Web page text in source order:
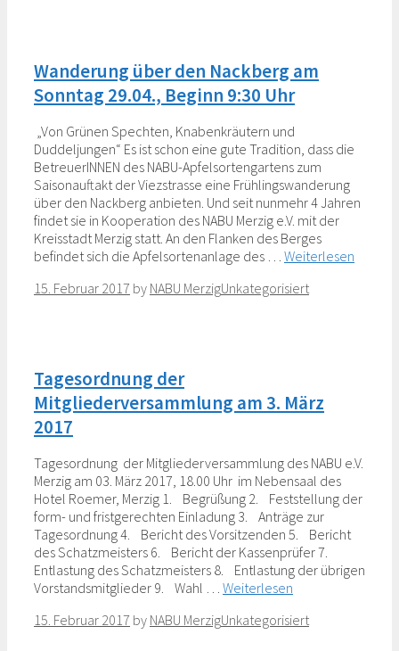
Wanderung über den Nackberg am
Sonntag 29.04., Beginn 9:30 Uhr
„Von Grünen Spechten, Knabenkräutern und
Duddeljungen“ Es ist schon eine gute Tradition, dass die
BetreuerINNEN des NABU-Apfelsortengartens zum
Saisonauftakt der Viezstrasse eine Frühlingswanderung
über den Nackberg anbieten. Und seit nunmehr 4 Jahren
findet sie in Kooperation des NABU Merzig e.V. mit der
Kreisstadt Merzig statt. An den Flanken des Berges
befindet sich die Apfelsortenanlage des … Weiterlesen
15. Februar 2017 by NABU MerzigCategories
Unkategorisiert
Tagesordnung der
Mitgliederversammlung am 3. März
2017
Tagesordnung der Mitgliederversammlung des NABU e.V.
Merzig am 03. März 2017, 18.00 Uhr im Nebensaal des
Hotel Roemer, Merzig 1. Begrüßung 2. Feststellung der
form- und fristgerechten Einladung 3. Anträge zur
Tagesordnung 4. Bericht des Vorsitzenden 5. Bericht
des Schatzmeisters 6. Bericht der Kassenprüfer 7.
Entlastung des Schatzmeisters 8. Entlastung der übrigen
Vorstandsmitglieder 9. Wahl … Weiterlesen
15. Februar 2017 by NABU MerzigCategories
Unkategorisiert